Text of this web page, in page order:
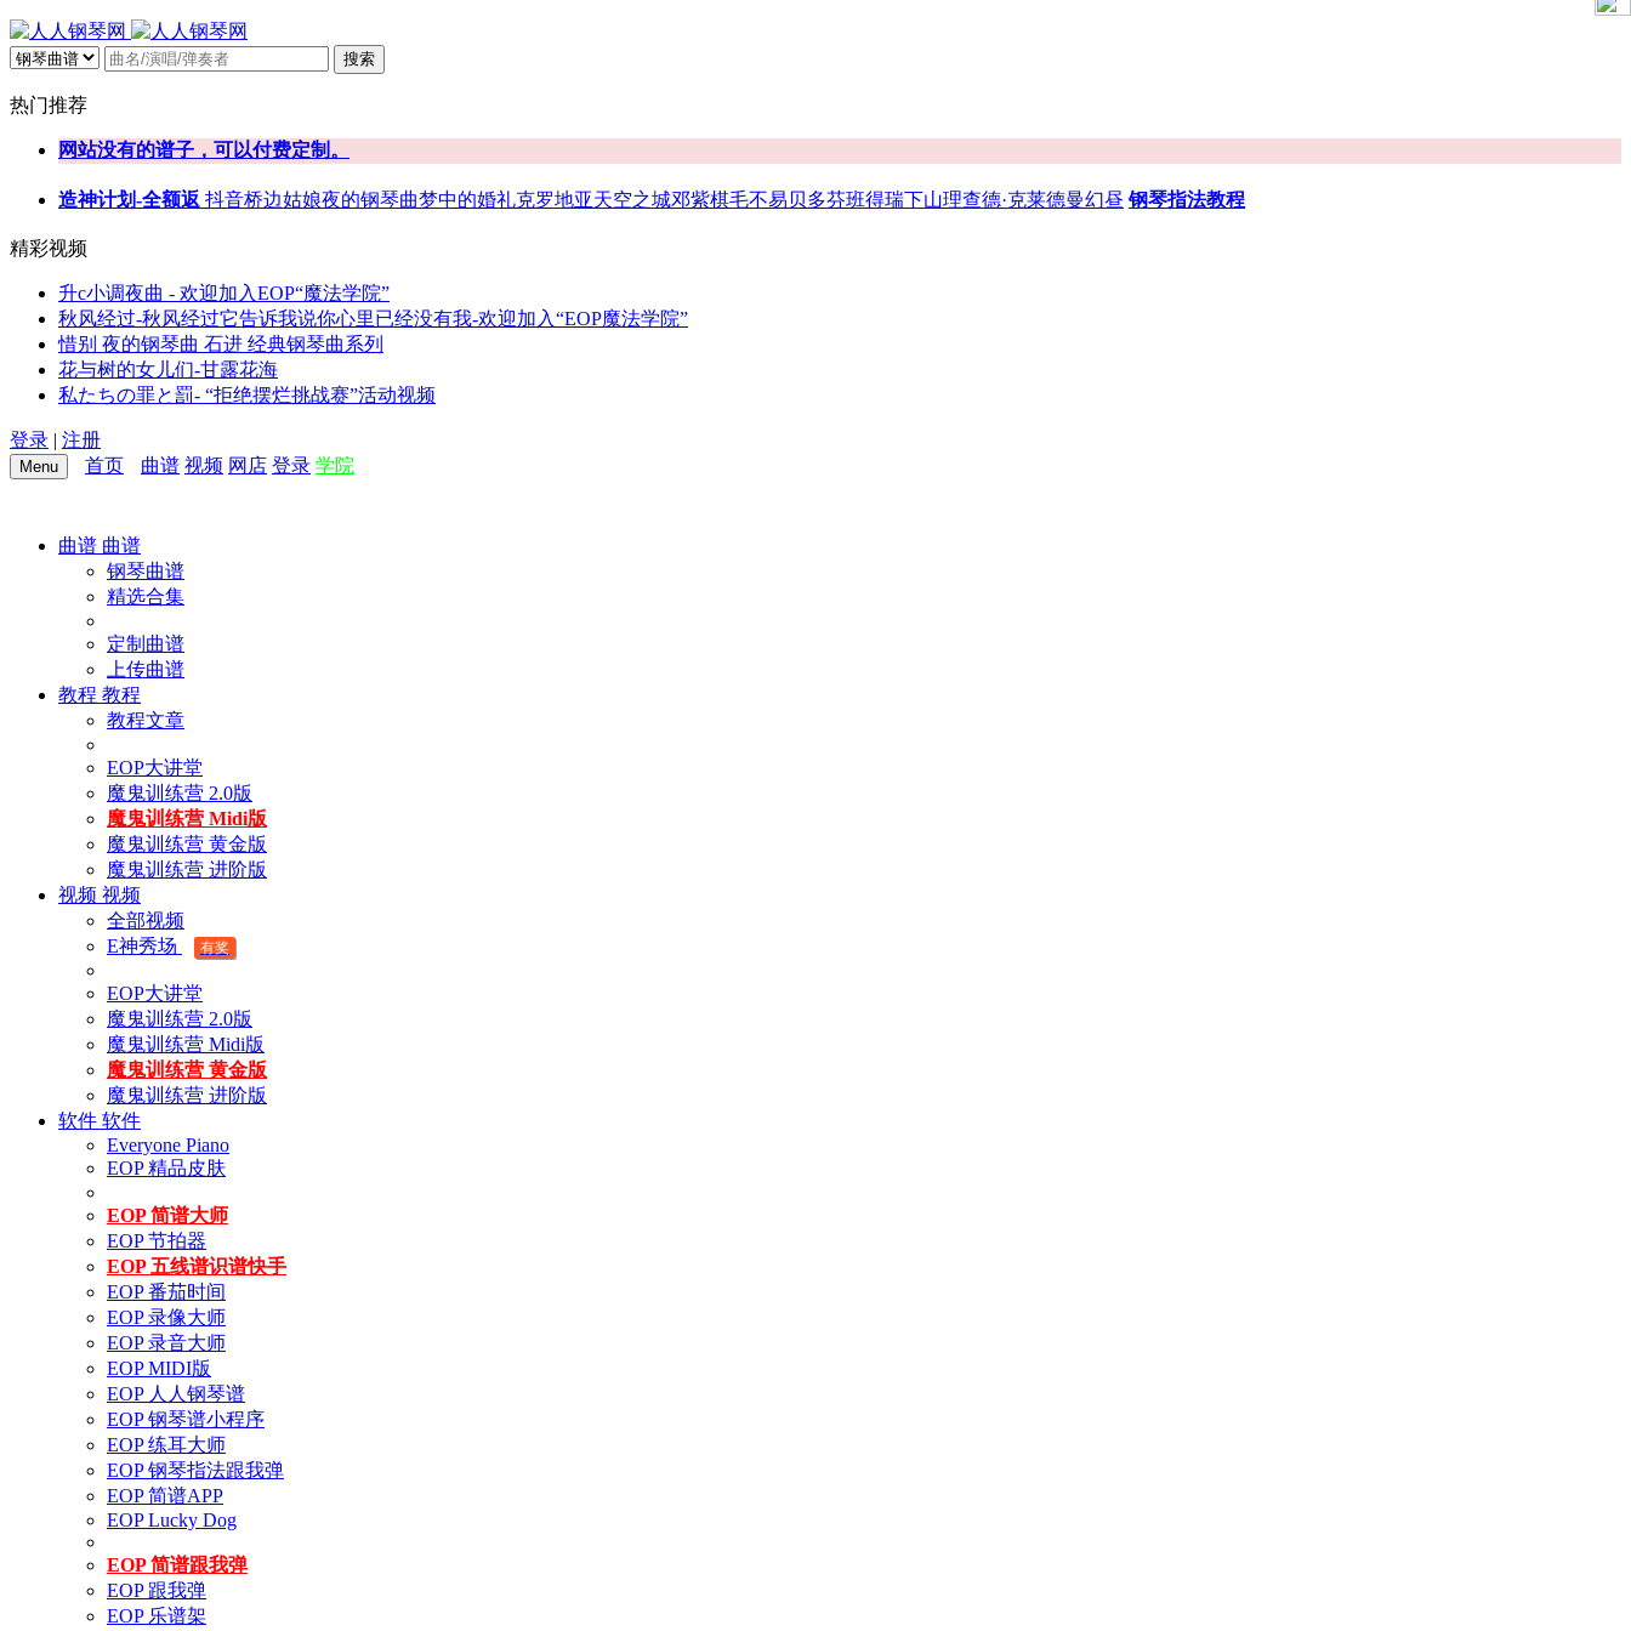
搜索
热门推荐
网站没有的谱子，可以付费定制。
造神计划-全额返 抖音桥边姑娘夜的钢琴曲梦中的婚礼克罗地亚天空之城邓紫棋毛不易贝多芬班得瑞下山理查德·克莱德曼幻昼 钢琴指法教程
精彩视频
升c小调夜曲 - 欢迎加入EOP“魔法学院”
秋风经过-秋风经过它告诉我说你心里已经没有我-欢迎加入“EOP魔法学院”
惜别 夜的钢琴曲 石进 经典钢琴曲系列
花与树的女儿们-甘露花海
私たちの罪と罰- “拒绝摆烂挑战赛”活动视频
登录 | 注册
Menu 首页 曲谱 视频 网店 登录 学院
曲谱 曲谱
钢琴曲谱
精选合集
定制曲谱
上传曲谱
教程 教程
教程文章
EOP大讲堂
魔鬼训练营 2.0版
魔鬼训练营 Midi版
魔鬼训练营 黄金版
魔鬼训练营 进阶版
视频 视频
全部视频
E神秀场
有奖
EOP大讲堂
魔鬼训练营 2.0版
魔鬼训练营 Midi版
魔鬼训练营 黄金版
魔鬼训练营 进阶版
软件 软件
Everyone Piano
EOP 精品皮肤
EOP 简谱大师
EOP 节拍器
EOP 五线谱识谱快手
EOP 番茄时间
EOP 录像大师
EOP 录音大师
EOP MIDI版
EOP 人人钢琴谱
EOP 钢琴谱小程序
EOP 练耳大师
EOP 钢琴指法跟我弹
EOP 简谱APP
EOP Lucky Dog
EOP 简谱跟我弹
EOP 跟我弹
EOP 乐谱架